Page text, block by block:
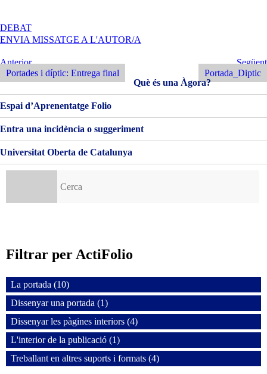
DEBATA
LA
ENVIA MISSATGE A L'AUTOR/A
Navegació
d'entrades
Entrada
Anterior
Anterior
Portades i díptic: Entrega final
Següent
Entrada
Següent
Portada_Diptic
Què és una Àgora?
Espai d’Aprenentatge Folio
Entra una incidència o suggeriment
Universitat Oberta de Catalunya
Filtrar per ActiFolio
La portada (10)
Dissenyar una portada (1)
Dissenyar les pàgines interiors (4)
L'interior de la publicació (1)
Treballant en altres suports i formats (4)